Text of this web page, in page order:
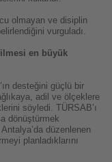
olmayan ve disiplin
vurguladı.
en büyük
desteğini güçlü bir
adil ve ölçeklere
söyledi. TÜRSAB’ı
dönüştürmek
düzenlenen
planladıklarını